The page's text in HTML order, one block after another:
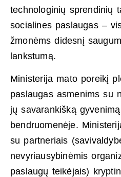
technologinių sprendinių
socialines paslaugas –
žmonėms didesnį
lankstumą.
Ministerija mato poreikį
paslaugas asmenims su
jų savarankišką
bendruomenėje.
su partneriais
nevyriausybinėmis
paslaugų teikėjais)